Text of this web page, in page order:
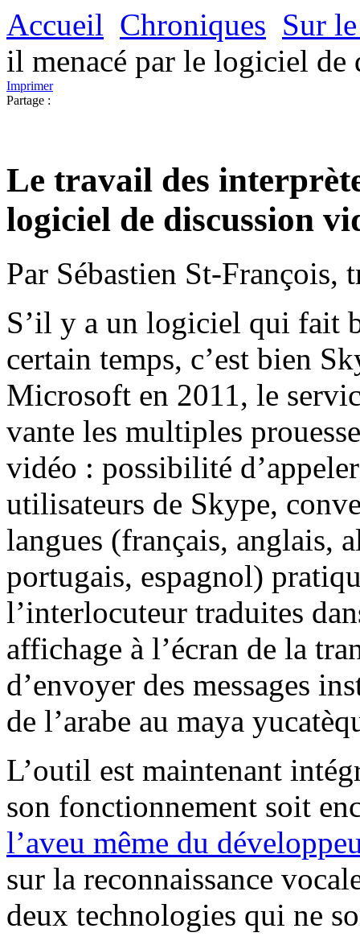
Accueil Chroniques Sur
il menacé par le logiciel de
Imprimer
Partage :
Le travail des
logiciel de discussion
Par Sébastien St-François,
S’il y a un logiciel qui fait
certain temps, c’est bien
Microsoft en 2011, le
vante les multiples
vidéo : possibilité
utilisateurs de Skype,
langues (français, anglais,
portugais, espagnol)
l’interlocuteur traduites
affichage à l’écran de la
d’envoyer des messages
de l’arabe au maya
L’outil est maintenant
son fonctionnement soit
l’aveu même du
sur la reconnaissance
deux technologies qui ne